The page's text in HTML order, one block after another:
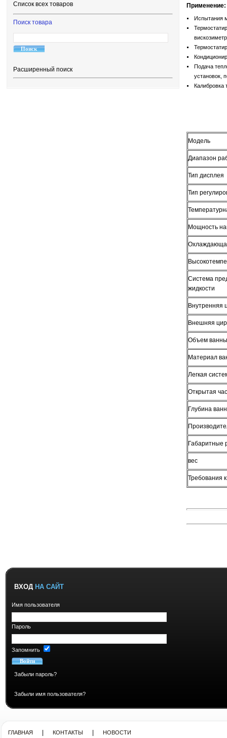
Список всех товаров
Поиск товара
Расширенный поиск
Применение:
Испытания
Подача
установок,
Калибровка
Модель
Диапазон
Тип дисплея
Тип
Мощность
Система
жидкости
Внутренняя
Внешняя
Объем ванны
Материал
Легкая
Открытая
Глубина
Габаритные
вес
Требования
ВХОД НА САЙТ
Имя пользователя
Пароль
Запомнить
Забыли пароль?
Забыли имя пользователя?
ГЛАВНАЯ КОНТАКТЫ НОВОСТИ